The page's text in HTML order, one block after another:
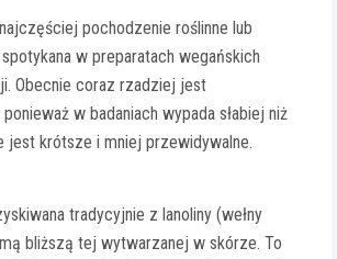
pochodzenie roślinne lub
w preparatach wegańskich
Obecnie coraz rzadziej jest
w badaniach wypada słabiej niż
jest krótsze i mniej przewidywalne.
tradycyjnie z lanoliny (wełny
bliższą tej wytwarzanej w skórze. To